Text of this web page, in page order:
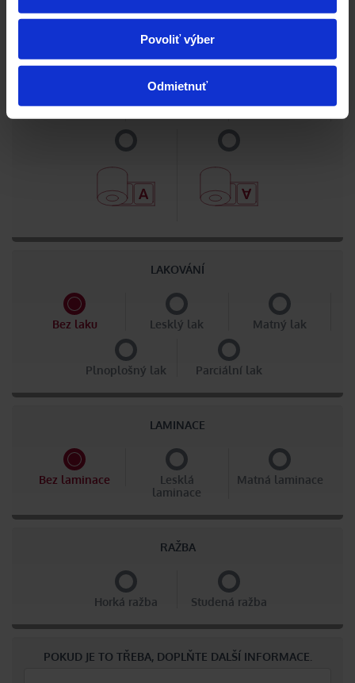
Povoliť výber
Odmietnuť
LAKOVÁNÍ
Bez laku Lesklý lak Matný lak
Plnoplošný lak Parciální lak
LAMINACE
Bez laminace
Lesklá
laminace
Matná laminace
RAŽBA
Horká ražba Studená ražba
POKUD JE TO TŘEBA, DOPLŇTE DALŠÍ INFORMACE.